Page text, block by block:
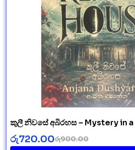
කුලී නිවසේ අබිරහස – Mystery in a
රු900.00
රු720.00